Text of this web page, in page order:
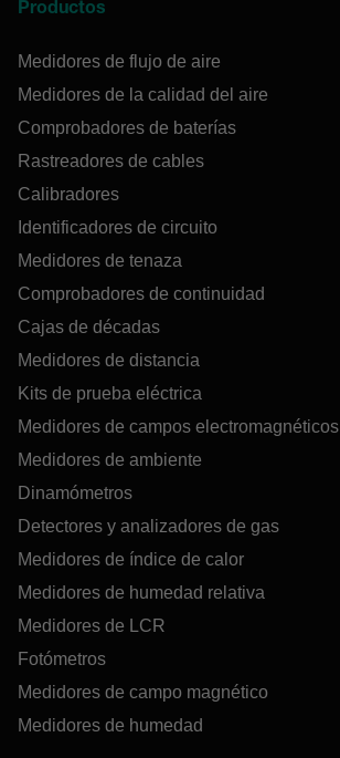
Productos
Medidores de flujo de aire
Medidores de la calidad del aire
Comprobadores de baterías
Rastreadores de cables
Calibradores
Identificadores de circuito
Medidores de tenaza
Comprobadores de continuidad
Cajas de décadas
Medidores de distancia
Kits de prueba eléctrica
Medidores de campos electromagnéticos
Medidores de ambiente
Dinamómetros
Detectores y analizadores de gas
Medidores de índice de calor
Medidores de humedad relativa
Medidores de LCR
Fotómetros
Medidores de campo magnético
Medidores de humedad